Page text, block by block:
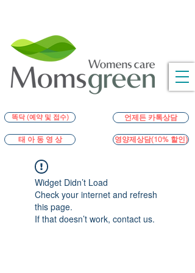
언제든 카톡상담
태 아 동 영 상 영양제상담(10% 할인)
똑닥 (예약 및 접수)
Widget Didn’t Load
Check your internet and refresh
this page.
If that doesn’t work, contact us.